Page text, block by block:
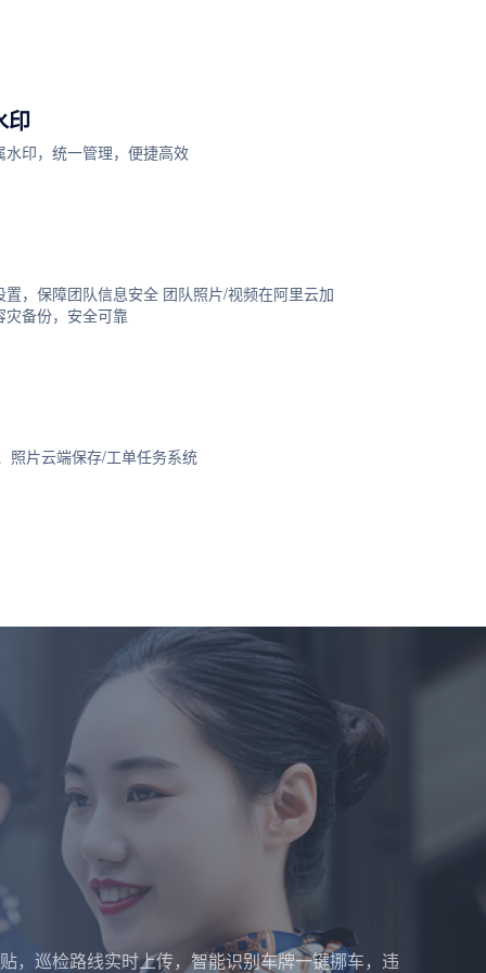
印
水印，统一管理，便捷高效
置，保障团队信息安全 团队照片/视频在阿里云加
灾备份，安全可靠
照片云端保存/工单任务系统
，巡检路线实时上传，智能识别车牌一键挪车，违